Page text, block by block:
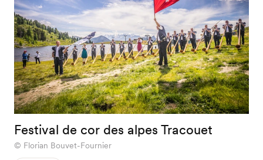
Festival de cor des alpes Tracouet
Florian Bouvet-Fournier